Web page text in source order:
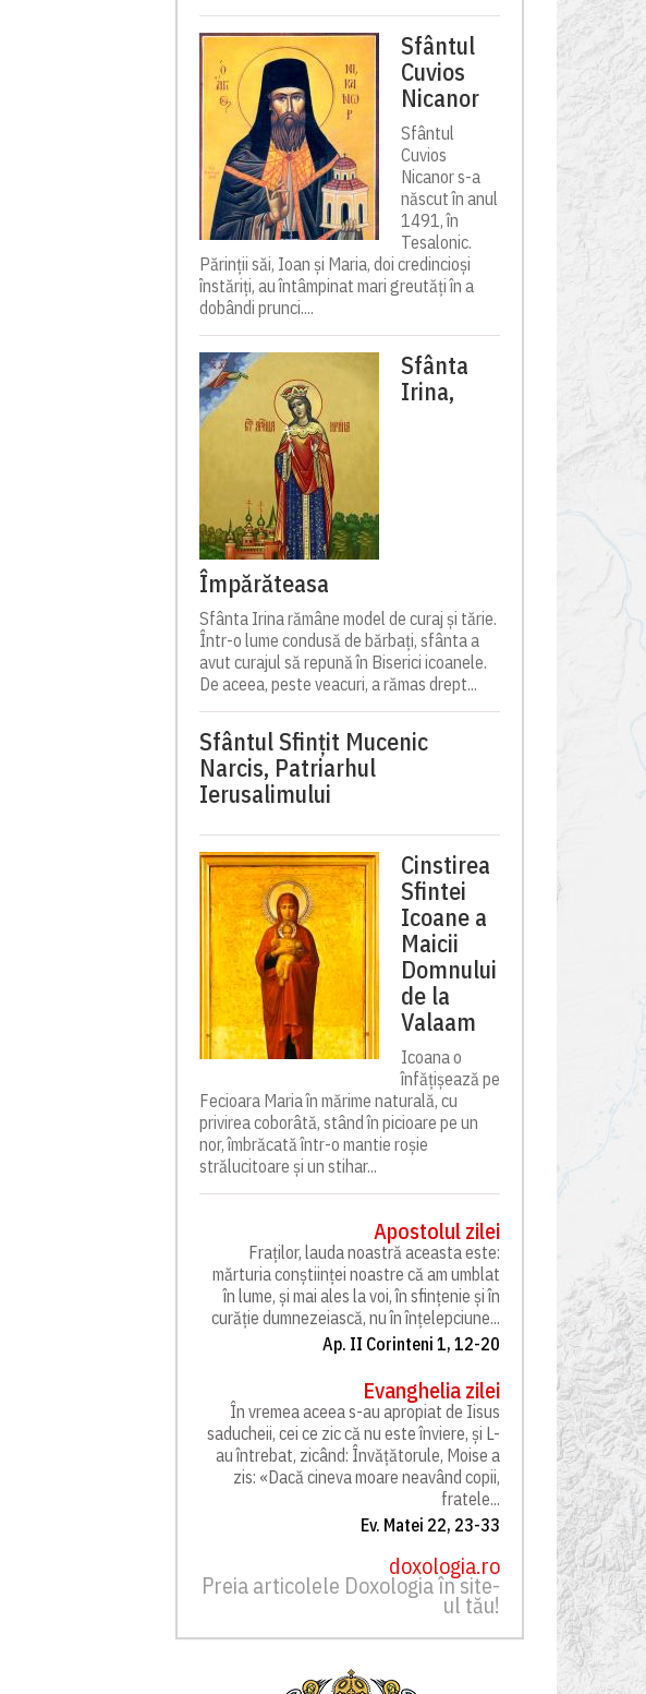
Sfântul
Cuvios
Nicanor
Sfântul
Cuvios
Nicanor s-a
născut în anul
1491, în
Tesalonic.
Părinții săi, Ioan și Maria, doi credincioși
înstăriți, au întâmpinat mari greutăți în a
dobândi prunci....
Sfânta
Irina,
Împărăteasa
Sfânta Irina rămâne model de curaj și tărie.
Într-o lume condusă de bărbați, sfânta a
avut curajul să repună în Biserici icoanele.
De aceea, peste veacuri, a rămas drept...
Sfântul Sfinţit Mucenic
Narcis, Patriarhul
Ierusalimului
Cinstirea
Sfintei
Icoane a
Maicii
Domnului
de la
Valaam
Icoana o
înfățișează pe
Fecioara Maria în mărime naturală, cu
privirea coborâtă, stând în picioare pe un
nor, îmbrăcată într-o mantie roșie
strălucitoare și un stihar...
Apostolul zilei
Fraților, lauda noastră aceasta este:
mărturia conștiinței noastre că am umblat
în lume, și mai ales la voi, în sfințenie și în
curăție dumnezeiască, nu în înțelepciune...
Ap. II Corinteni 1, 12-20
Evanghelia zilei
În vremea aceea s-au apropiat de Iisus
saducheii, cei ce zic că nu este înviere, și L-
au întrebat, zicând: Învățătorule, Moise a
zis: «Dacă cineva moare neavând copii,
fratele...
Ev. Matei 22, 23-33
doxologia.ro
Preia articolele Doxologia în site-
ul tău!